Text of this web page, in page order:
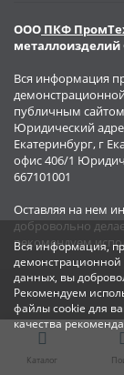
Вся информация,
данных, вы
Рекомендуем
файлы cookie для
качества
ООО ПКФ
Вся информация
публичным
Юридический
Екатеринбург, г
офис 406/1
667101001
Оставляя на нем
добровольно
рекомендуем
Каталог